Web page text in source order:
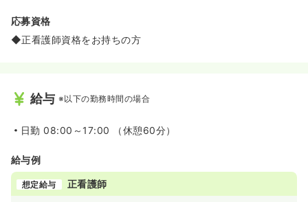
応募資格
◆正看護師資格をお持ちの方
給与 ※以下の勤務時間の場合
日勤 08:00～17:00 （休憩60分）
給与例
想定給与 正看護師